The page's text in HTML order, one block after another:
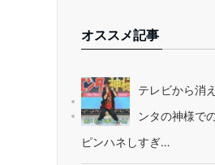
オススメ記事
テレビから消
ンタの神様で
ピンハネしすぎ…